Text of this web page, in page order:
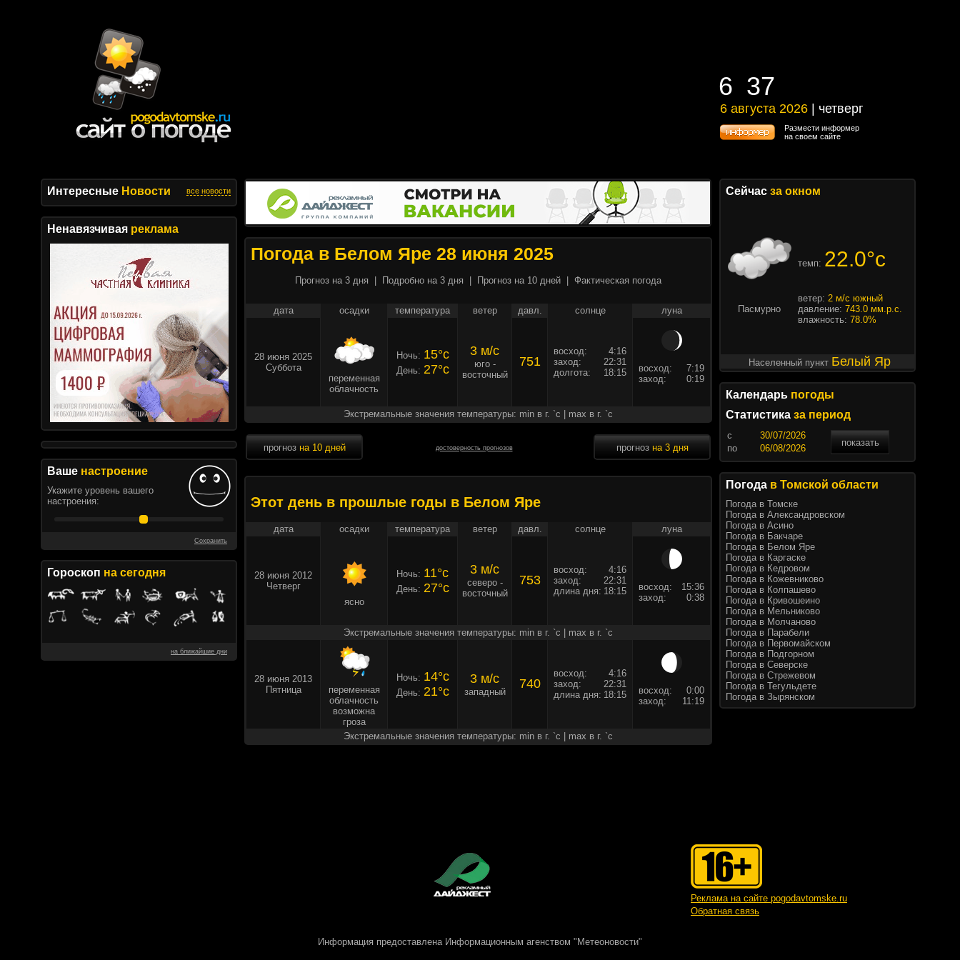
6 37
6 37
6 августа 2026 | четверг
6 августа 2026 | четверг
Размести информер
на своем сайте
Интересные Новости все новости
Ненавязчивая реклама
Ваше настроение
Укажите уровень вашего
настроения:
Сохранить
Гороскоп на сегодня
на ближайшие дни
Погода в Белом Яре 28 июня 2025
Прогноз на 3 дня Подробно на 3 дня Прогноз на 10 дней Фактическая погода
дата осадки температура ветер давл. солнце луна
28 июня 2025
Суббота
переменная
облачность
Ночь: 15°c
День: 27°c
3 м/c
юго -
восточный
751
восход:
4:16
заход:
22:31
долгота:
18:15 восход:
7:19
заход:
0:19
Экстремальные значения температуры: min в г. `c | max в г. `c
прогноз на 10 дней достоверность прогнозов прогноз на 3 дня
Этот день в прошлые годы в Белом Яре
дата осадки температура ветер давл. солнце луна
28 июня 2012
Четверг
ясно
Ночь: 11°c
День: 27°c
3 м/c
северо -
восточный
753
восход:
4:16
заход:
22:31
длина дня: 18:15 восход:
15:36
заход:
0:38
Экстремальные значения температуры: min в г. `c | max в г. `c
28 июня 2013
Пятница
переменная
облачность
возможна
гроза
Ночь: 14°c
День: 21°c
3 м/c
западный
740
восход:
4:16
заход:
22:31
длина дня: 18:15 восход:
0:00
заход:
11:19
Экстремальные значения температуры: min в г. `c | max в г. `c
Сейчас за окном
темп: 22.0°c
Пасмурно
ветер: 2 м/с южный
давление: 743.0 мм.р.с.
влажность: 78.0%
Населенный пункт Белый Яр
Календарь погоды
Статистика за период
c
показать
по
Погода в Томской области
Погода в Томске
Погода в Александровском
Погода в Асино
Погода в Бакчаре
Погода в Белом Яре
Погода в Каргаске
Погода в Кедровом
Погода в Кожевниково
Погода в Колпашево
Погода в Кривошеино
Погода в Мельниково
Погода в Молчаново
Погода в Парабели
Погода в Первомайском
Погода в Подгорном
Погода в Северске
Погода в Стрежевом
Погода в Тегульдете
Погода в Зырянском
Реклама на сайте pogodavtomske.ru
Обратная связь
Информация предоставлена Информационным агенством "Метеоновости"